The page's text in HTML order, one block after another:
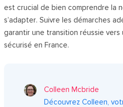
est crucial de bien comprendre la
s’adapter. Suivre les démarches
garantir une transition réussie
sécurisé en France.
Colleen Mcbride
Découvrez Colleen,